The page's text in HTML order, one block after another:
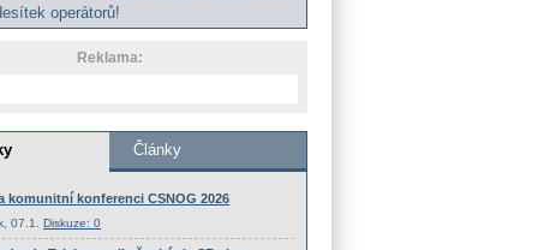
operátorů!
Reklama: